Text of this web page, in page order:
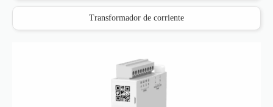
Transformador de corriente